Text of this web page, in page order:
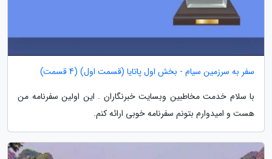
سفر به سرزمین سیام - بخش اول پاتایا (قسمت اول) (4 قسمت)
با سلام خدمت مخاطبین وبسایت خبرنگاران . این اولین سفرنامه من
هست و امیدوارم بتونم سفرنامه خوبی ارائه کنم.